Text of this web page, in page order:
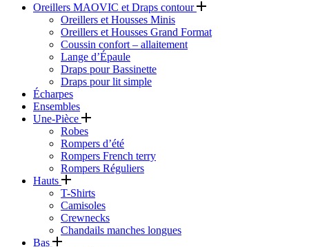
Oreillers MAOVIC et Draps contour
Oreillers et Housses Minis
Oreillers et Housses Grand Format
Coussin confort – allaitement
Lange d’Épaule
Draps pour Bassinette
Draps pour lit simple
Écharpes
Ensembles
Une-Pièce
Robes
Rompers d’été
Rompers French terry
Rompers Réguliers
Hauts
T-Shirts
Camisoles
Crewnecks
Chandails manches longues
Bas